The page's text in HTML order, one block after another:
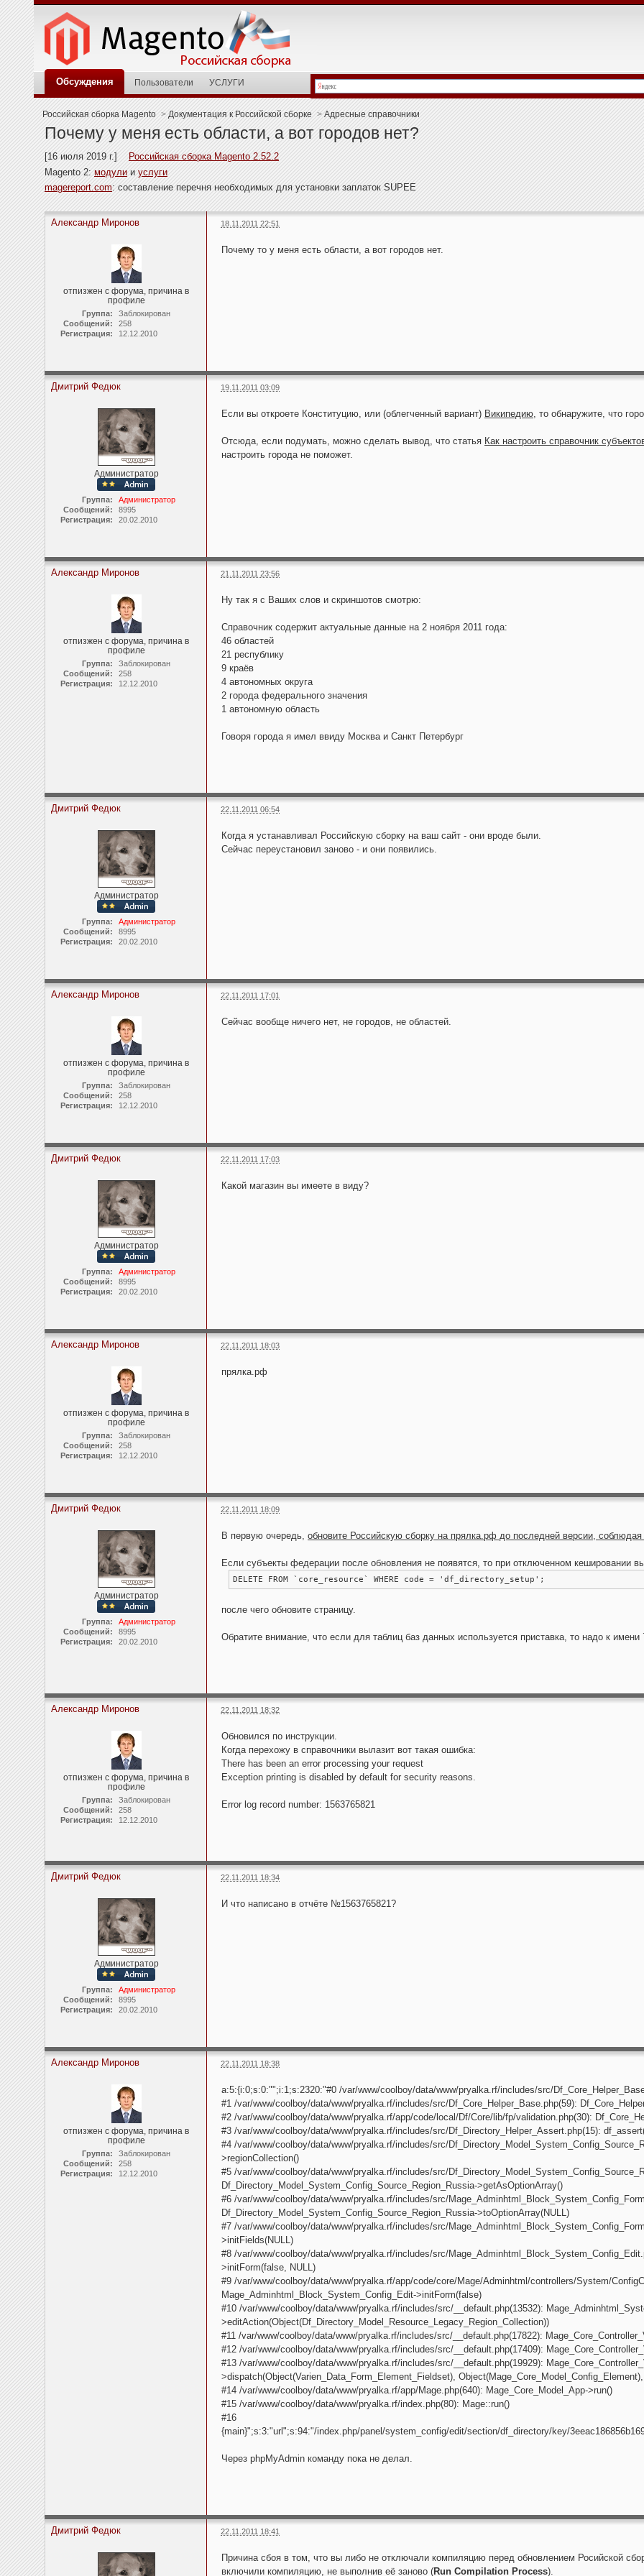
Обсуждения Пользователи УСЛУГИ
Российская сборка Magento > Документация к Российской сборке > Адресные справочники
Почему у меня есть области, а вот городов нет?
[16 июля 2019 г.]
Российская сборка Magento 2.52.2
Magento 2: модули и услуги
magereport.com: составление перечня необходимых для установки заплаток SUPEE
Александр Миронов
отпизжен с форума, причина в
профиле
Группа:
Заблокирован
Сообщений:
258
Регистрация:
12.12.2010
18.11.2011 22:51
Почему то у меня есть области, а вот городов нет.
Дмитрий Федюк
Администратор
Группа:
Администратор
Сообщений:
8995
Регистрация:
20.02.2010
19.11.2011 03:09
Если вы откроете Конституцию, или (облегченный вариант) Википедию, то обнаружите, что
Отсюда, если подумать, можно сделать вывод, что статья Как настроить справочник
настроить города не поможет.
Александр Миронов
отпизжен с форума, причина в
профиле
Группа:
Заблокирован
Сообщений:
258
Регистрация:
12.12.2010
21.11.2011 23:56
Ну так я с Ваших слов и скриншотов смотрю:
Справочник содержит актуальные данные на 2 ноября 2011 года:
46 областей
21 республику
9 краёв
4 автономных округа
2 города федерального значения
1 автономную область
Говоря города я имел ввиду Москва и Санкт Петербург
Дмитрий Федюк
Администратор
Группа:
Администратор
Сообщений:
8995
Регистрация:
20.02.2010
22.11.2011 06:54
Когда я устанавливал Российскую сборку на ваш сайт - они вроде были.
Сейчас переустановил заново - и они появились.
Александр Миронов
отпизжен с форума, причина в
профиле
Группа:
Заблокирован
Сообщений:
258
Регистрация:
12.12.2010
22.11.2011 17:01
Сейчас вообще ничего нет, не городов, не областей.
Дмитрий Федюк
Администратор
Группа:
Администратор
Сообщений:
8995
Регистрация:
20.02.2010
22.11.2011 17:03
Какой магазин вы имеете в виду?
Александр Миронов
отпизжен с форума, причина в
профиле
Группа:
Заблокирован
Сообщений:
258
Регистрация:
12.12.2010
22.11.2011 18:03
прялка.рф
Дмитрий Федюк
Администратор
Группа:
Администратор
Сообщений:
8995
Регистрация:
20.02.2010
22.11.2011 18:09
В первую очередь, обновите Российскую сборку на прялка.рф до последней версии, соблюдая
Если субъекты федерации после обновления не появятся, то при отключенном кешировании
DELETE FROM `core_resource` WHERE code = 'df_directory_setup';
после чего обновите страницу.
Обратите внимание, что если для таблиц баз данных используется приставка, то надо к имени
Александр Миронов
отпизжен с форума, причина в
профиле
Группа:
Заблокирован
Сообщений:
258
Регистрация:
12.12.2010
22.11.2011 18:32
Обновился по инструкции.
Когда перехожу в справочники вылазит вот такая ошибка:
There has been an error processing your request
Exception printing is disabled by default for security reasons.
Error log record number: 1563765821
Дмитрий Федюк
Администратор
Группа:
Администратор
Сообщений:
8995
Регистрация:
20.02.2010
22.11.2011 18:34
И что написано в отчёте №1563765821?
Александр Миронов
отпизжен с форума, причина в
профиле
Группа:
Заблокирован
Сообщений:
258
Регистрация:
12.12.2010
22.11.2011 18:38
a:5:{i:0;s:0:"";i:1;s:2320:"#0 /var/www/coolboy/data/www/pryalka.rf/includes/src/
#1 /var/www/coolboy/data/www/pryalka.rf/includes/src/Df_Core_Helper_Base.php(59):
#2 /var/www/coolboy/data/www/pryalka.rf/app/code/local/Df/Core/lib/fp/validation.php(30):
#3 /var/www/coolboy/data/www/pryalka.rf/includes/src/Df_Directory_Helper_Assert.php(15):
#4 /var/www/coolboy/data/www/pryalka.rf/includes/src/
>regionCollection()
#5 /var/www/coolboy/data/www/pryalka.rf/includes/src/
Df_Directory_Model_System_Config_Source_Region_Russia->getAsOptionArray()
#6 /var/www/coolboy/data/www/pryalka.rf/includes/src/
Df_Directory_Model_System_Config_Source_Region_Russia->toOptionArray(NULL)
#7 /var/www/coolboy/data/www/pryalka.rf/includes/src/
>initFields(NULL)
#8 /var/www/coolboy/data/www/pryalka.rf/includes/src/
>initForm(false, NULL)
#9 /var/www/coolboy/data/www/pryalka.rf/app/code/core/Mage/Adminhtml/controllers/System/
Mage_Adminhtml_Block_System_Config_Edit->initForm(false)
#10 /var/www/coolboy/data/www/pryalka.rf/includes/src/__default.php(13532):
>editAction(Object(Df_Directory_Model_Resource_Legacy_Region_Collection))
#11 /var/www/coolboy/data/www/pryalka.rf/includes/src/__default.php(17822):
#12 /var/www/coolboy/data/www/pryalka.rf/includes/src/__default.php(17409):
#13 /var/www/coolboy/data/www/pryalka.rf/includes/src/__default.php(19929):
>dispatch(Object(Varien_Data_Form_Element_Fieldset),
#14 /var/www/coolboy/data/www/pryalka.rf/app/Mage.php(640): Mage_Core_Model_App->run()
#15 /var/www/coolboy/data/www/pryalka.rf/index.php(80): Mage::run()
#16
{main}";s:3:"url";s:94:"/index.php/panel/system_config/edit/section/df_directory/key/
Через phpMyAdmin команду пока не делал.
Дмитрий Федюк 22.11.2011 18:41
Причина сбоя в том, что вы либо не отключали компиляцию перед обновлением Росийской
включили компиляцию, не выполнив её заново (Run Compilation Process).